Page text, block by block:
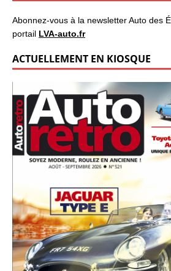
Abonnez-vous à la newsletter Auto des
portail LVA-auto.fr
ACTUELLEMENT EN KIOSQUE